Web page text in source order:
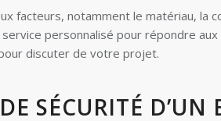
facteurs, notamment le matériau, la
personnalisé pour répondre
discuter de votre projet.
SÉCURITÉ D’UN